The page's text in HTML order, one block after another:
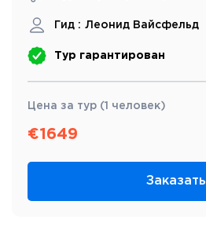
Гид : Леонид Вайсфельд
Тур гарантирован
Цена за тур (1 человек)
€1649
Заказать